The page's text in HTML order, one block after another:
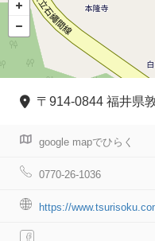
〒914-0844 福井県
google mapでひらく
0770-26-1036
https://